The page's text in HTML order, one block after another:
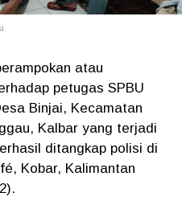
atau
petugas SPBU
Binjai, Kecamatan
Kalbar yang terjadi
ditangkap polisi di
Kobar, Kalimantan